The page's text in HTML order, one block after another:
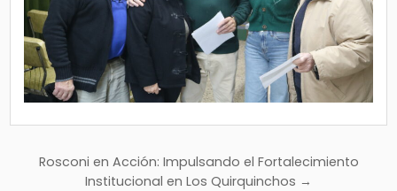
Navegación
Rosconi en Acción: Impulsando el Fortalecimiento
Institucional en Los Quirquinchos →